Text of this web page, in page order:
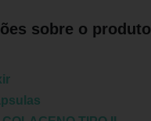
sobre o produto